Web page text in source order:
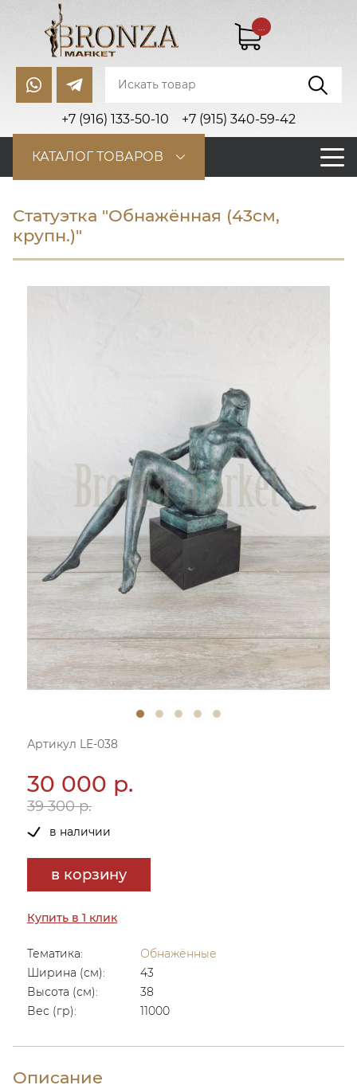
+7 (916) 133-50-10 +7 (915) 340-59-42
...
КАТАЛОГ ТОВАРОВ
Статуэтка "Обнажённая (43cм,
крупн.)"
Артикул LE-038
30 000 р.
39 300 р.
в наличии
в корзину
Купить в 1 клик
Тематика:
Обнажённые
Ширина (см):
43
Высота (см):
38
Вес (гр):
11000
Описание